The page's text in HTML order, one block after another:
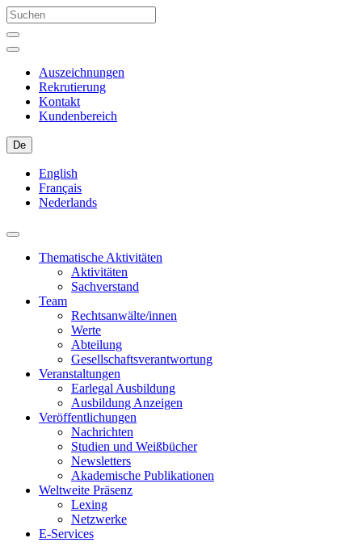
Auszeichnungen
Rekrutierung
Kontakt
Kundenbereich
De
English
Français
Nederlands
Thematische Aktivitäten
Aktivitäten
Sachverstand
Team
Rechtsanwälte/innen
Werte
Abteilung
Gesellschaftsverantwortung
Veranstaltungen
Earlegal Ausbildung
Ausbildung Anzeigen
Veröffentlichungen
Nachrichten
Studien und Weißbücher
Newsletters
Akademische Publikationen
Weltweite Präsenz
Lexing
Netzwerke
E-Services